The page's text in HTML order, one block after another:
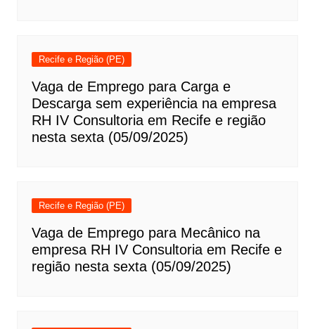
Recife e Região (PE)
Vaga de Emprego para Carga e
Descarga sem experiência na empresa
RH IV Consultoria em Recife e região
nesta sexta (05/09/2025)
Recife e Região (PE)
Vaga de Emprego para Mecânico na
empresa RH IV Consultoria em Recife e
região nesta sexta (05/09/2025)